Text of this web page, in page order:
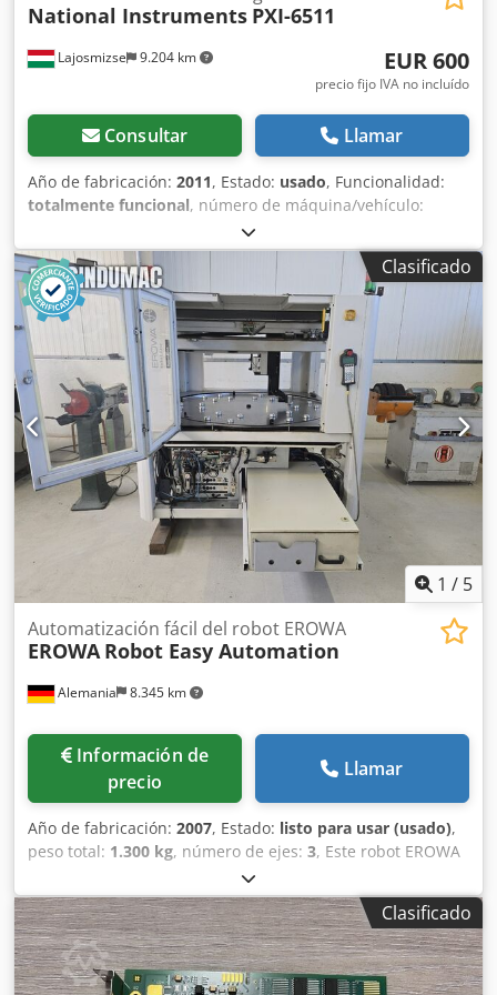
Lajosmizse 9.204 km
National Instruments PXI-6511
EUR 600
precio fijo IVA no incluído
Consultar Llamar
Año de fabricación: 2011, Estado: usado, Funcionalidad:
totalmente funcional, número de máquina/vehículo:
, Se venden: 2 módulos de E/S digital PXI-6511 de
National Instruments, en perfecto estado de
funcionamiento. Se venden por separado a 300 euros cada
uno. Fabricante: National Instruments (NI) Modelo: PXI-
6511 Cantidad: 2 unidades Estado: Usado – Probado y en
funcionamiento Crodpfxozh H Sgo Ag Sef Canales: 64
canales de entrada digital Aislamiento: Aislamiento por
banco, ±30 VCC Interfaz: PXI Controlador: Compatible con
NI-DAQmx Ambas unidades funcionan perfectamente.
Ideales para la automatización industrial, el control de
líneas de producción y los sistemas de prueba. Retiradas
de un entorno industrial en funcionamiento, no presentan
fallos. Envío desde Hungría. Envío internacional
disponible. Embalaje cuidadoso con protección
antiestática. ¡No dude en contactarnos si tiene alguna
Clasificado
1 / 5
Alemania 8.345 km
Automatización fácil del robot EROWA
EROWA Robot Easy Automation
Información de
precio
Llamar
Año de fabricación: 2007, Estado: listo para usar (usado),
peso total: 1.300 kg, número de ejes: 3, Este robot EROWA
Robot Easy Automation de 3 ejes se fabricó en 2007.
Cuenta con una capacidad de carga máxima de 1.500 kg y
una placa de almacén con 6 posiciones por nivel. La
máquina tiene un recorrido del eje Z de 75 mm y un eje M
capaz de girar 360°. Si busca obtener capacidades de
Clasificado